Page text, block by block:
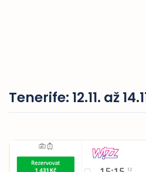
Tenerife: 12.11. až